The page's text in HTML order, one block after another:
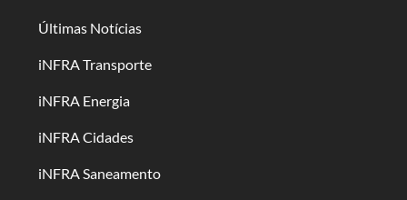
Últimas Notícias
iNFRA Transporte
iNFRA Energia
iNFRA Cidades
iNFRA Saneamento